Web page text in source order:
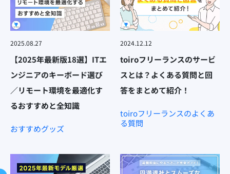
2025.08.27
【2025年最新版18選】ITエ
ンジニアのキーボード選び
／リモート環境を最適化す
るおすすめと全知識
おすすめグッズ
2024.12.12
toiroフリーランスのサービ
スとは？よくある質問と回
答をまとめて紹介！
toiroフリーランスのよくあ
る質問